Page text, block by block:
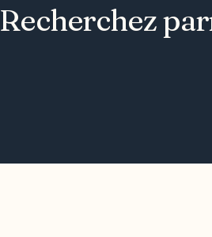
Recherchez